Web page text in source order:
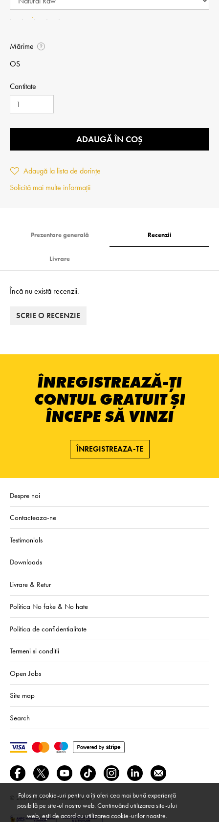
Mărime ?
OS
Cantitate
ADAUGĂ ÎN COȘ
Adaugă la lista de dorințe
Solicită mai multe informații
Prezentare generală Recenzii
Livrare
Încă nu există recenzii.
SCRIE O RECENZIE
ÎNREGISTREAZĂ-ȚI
CONTUL GRATUIT ȘI
ÎNCEPE SĂ VINZI
ÎNREGISTREAZA-TE
Despre noi
Contacteaza-ne
Testimonials
Downloads
Livrare & Retur
Politica No fake & No hate
Politica de confidentialitate
Termeni si conditii
Open Jobs
Site map
Search
© 2024–2026 We Are Mono srl
Folosim cookie-uri pentru a îți oferi cea mai bună experiență
posibilă pe site-ul nostru web. Continuând utilizarea site-ului
web, ești de acord cu utilizarea cookie-urilor noastre.